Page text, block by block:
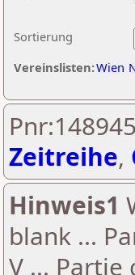
Sortierung
Vereinslisten:Wien
Zeitreihe,
Hinweis1
blank ...
V ...